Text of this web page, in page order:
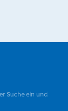
Suche ein und